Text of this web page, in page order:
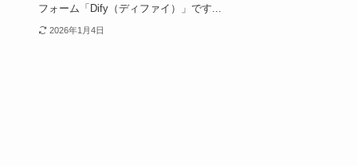
フォーム「Dify（ディファイ）」です...
2026年1月4日